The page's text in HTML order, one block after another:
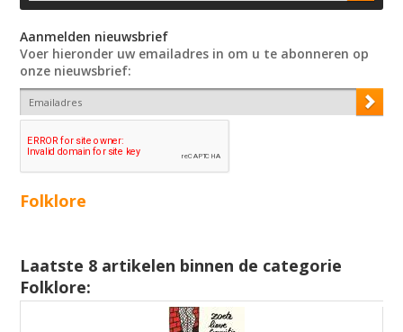
Aanmelden nieuwsbrief
Voer hieronder uw emailadres in om u te abonneren op
onze nieuwsbrief:
Folklore
Laatste 8 artikelen binnen de categorie
Folklore: